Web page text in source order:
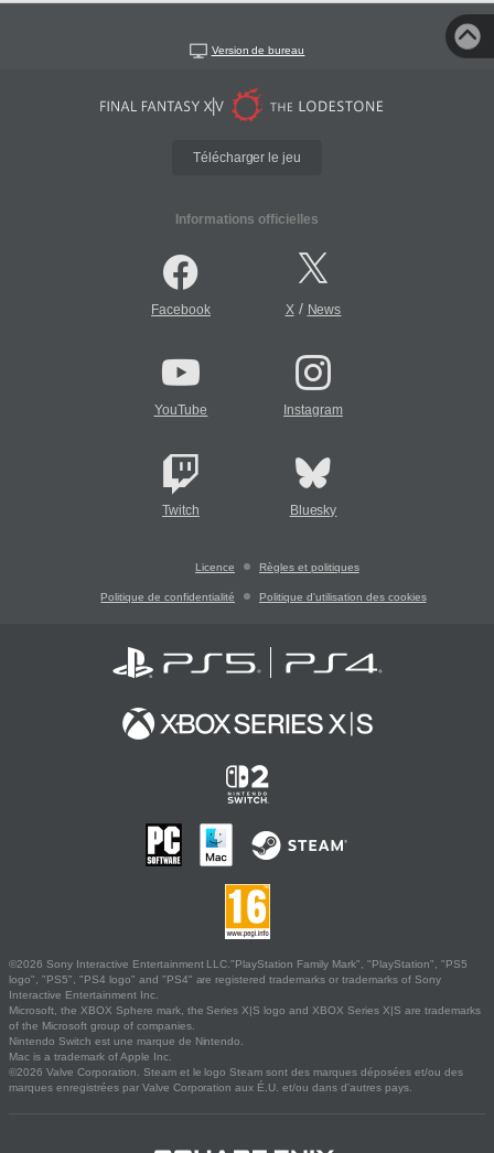
Version de bureau
Télécharger le jeu
Informations officielles
Facebook X/ News
YouTube Instagram
Twitch Bluesky
Licence Règles et politiques
Politique de confidentialité Politique d'utilisation des cookies
©2026 Sony Interactive Entertainment LLC."PlayStation Family Mark", "PlayStation", "PS5
logo", "PS5", "PS4 logo" and "PS4" are registered trademarks or trademarks of Sony
Interactive Entertainment Inc.
Microsoft, the XBOX Sphere mark, the Series X|S logo and XBOX Series X|S are trademarks
of the Microsoft group of companies.
Nintendo Switch est une marque de Nintendo.
Mac is a trademark of Apple Inc.
©2026 Valve Corporation. Steam et le logo Steam sont des marques déposées et/ou des
marques enregistrées par Valve Corporation aux É.U. et/ou dans d'autres pays.